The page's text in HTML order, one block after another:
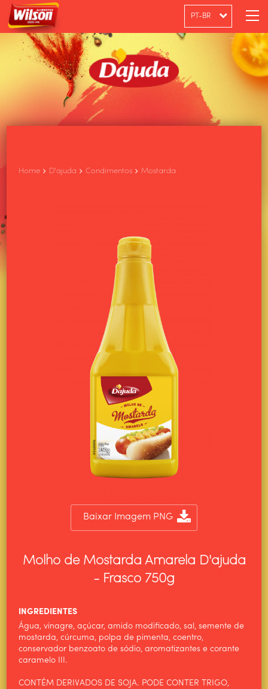
PT-BR
Home D'ajuda Condimentos Mostarda
Baixar Imagem PNG
Molho de Mostarda Amarela D'ajuda
- Frasco 750g
INGREDIENTES
Água, vinagre, açúcar, amido modificado, sal, semente de
mostarda, cúrcuma, polpa de pimenta, coentro,
conservador benzoato de sódio, aromatizantes e corante
caramelo III.
CONTÉM DERIVADOS DE SOJA. PODE CONTER TRIGO,